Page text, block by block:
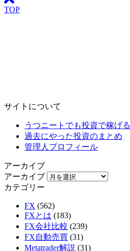
TOP
サイトについて
うつニートでも投資で稼げる
過去にやった投資のまとめ
管理人プロフィール
アーカイブ
アーカイブ
カテゴリー
FX (562)
FXとは (183)
FX会社比較 (239)
FX自動売買 (31)
Metatrader解説 (31)